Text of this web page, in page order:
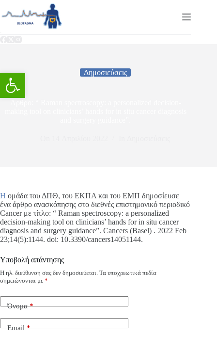
Ανοίξτε τη γραμμή εργαλείων
Δημοσιεύσεις
Η ομάδα του ΔΠΘ, του ΕΚΠΑ και του ΕΜΠ δημοσίευσε
ένα άρθρο ανασκόπησης στο διεθνές επιστημονικό περιοδικό
Cancer με τίτλο: “ Raman spectroscopy: a personalized
decision-making tool on clinicians’ hands for in situ cancer
diagnosis and surgery guidance”. Cancers (Basel) . 2022 Feb
23;14(5):1144. doi: 10.3390/cancers14051144.
Υποβολή απάντησης
Η ηλ. διεύθυνση σας δεν δημοσιεύεται. Τα υποχρεωτικά πεδία
σημειώνονται με *
Όνομα*
Email*